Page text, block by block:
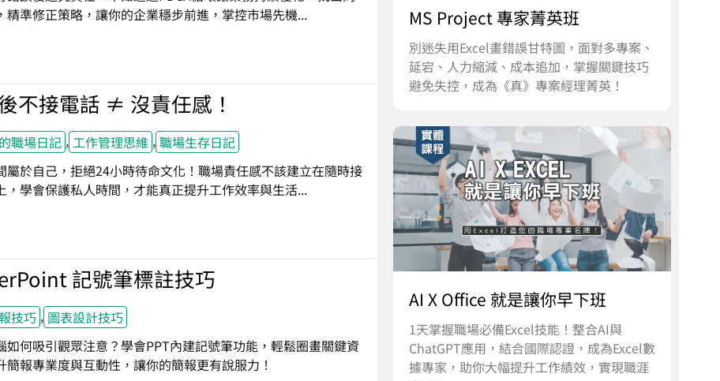
精準修正策略，讓你的企業穩步前進，掌控市場先機...
不接電話 ≠ 沒責任感！
職場日記 , 工作管理思維 , 職場生存日記
屬於自己，拒絕24小時待命文化！職場責任感不該建立在隨時接
，學會保護私人時間，才能真正提升工作效率與生活...
記號筆標註技巧
技巧 , 圖表設計技巧
如何吸引觀眾注意？學會PPT內建記號筆功能，輕鬆圈畫關鍵資
簡報專業度與互動性，讓你的簡報更有說服力！
MS Project 專家菁英班
別迷失用Excel畫錯誤甘特圖，面對多專案、
延宕、人力縮減、成本追加，掌握關鍵技巧
避免失控，成為《真》專案經理菁英！
AI X Office 就是讓你早下班
1天掌握職場必備Excel技能！整合AI與
ChatGPT應用，結合國際認證，成為Excel數
據專家，助你大幅提升工作績效，實現職涯